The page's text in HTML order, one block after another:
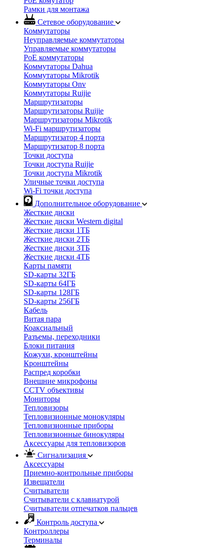
Рамки для монтажа
Сетевое оборудование
Коммутаторы
Неуправляемые коммутаторы
Управляемые коммутаторы
PoE коммутаторы
Коммутаторы Dahua
Коммутаторы Mikrotik
Коммутаторы Onv
Коммутаторы Ruijie
Маршрутизаторы
Маршрутизаторы Ruijie
Маршрутизаторы Mikrotik
Wi-Fi маршрутизаторы
Маршрутизатор 4 порта
Маршрутизатор 8 порта
Точки доступа
Точки доступа Ruijie
Точки доступа Mikrotik
Уличные точки доступа
Wi-Fi точки доступа
Дополнительное оборудование
Жесткие диски
Жесткие диски Western digital
Жесткие диски 1ТБ
Жесткие диски 2ТБ
Жесткие диски 3ТБ
Жесткие диски 4ТБ
Карты памяти
SD-карты 32ГБ
SD-карты 64ГБ
SD-карты 128ГБ
SD-карты 256ГБ
Кабель
Витая пара
Коаксиальный
Разъемы, переходники
Блоки питания
Кожухи, кронштейны
Кронштейны
Распред коробки
Внешние микрофоны
CCTV объективы
Мониторы
Тепловизоры
Тепловизионные монокуляры
Тепловизионные приборы
Тепловизионные бинокуляры
Аксессуары для тепловизоров
Сигнализация
Аксессуары
Приемно-контрольные приборы
Извещатели
Считыватели
Cчитыватели с клавиатурой
Cчитыватели отпечатков пальцев
Контроль доступа
Контроллеры
Терминалы